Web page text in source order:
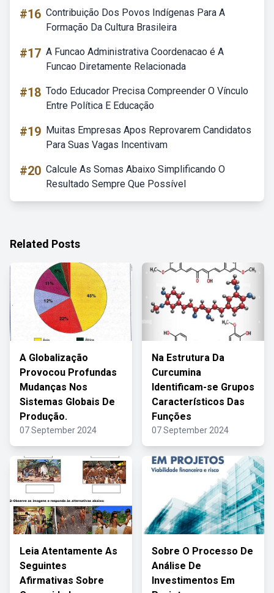
#16 Contribuição Dos Povos Indígenas Para A
Formação Da Cultura Brasileira
#17 A Funcao Administrativa Coordenacao é A
Funcao Diretamente Relacionada
#18 Todo Educador Precisa Compreender O Vínculo
Entre Política E Educação
#19 Muitas Empresas Apos Reprovarem Candidatos
Para Suas Vagas Incentivam
#20 Calcule As Somas Abaixo Simplificando O
Resultado Sempre Que Possível
Related Posts
A Globalização
Provocou Profundas
Mudanças Nos
Sistemas Globais De
Produção.
07 September 2024
Na Estrutura Da
Curcumina
Identificam-se Grupos
Característicos Das
Funções
07 September 2024
Leia Atentamente As
Seguintes
Afirmativas Sobre
Sobre O Processo De
Análise De
Investimentos Em